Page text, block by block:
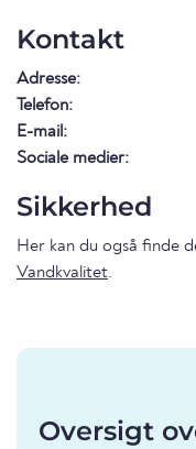
Kontakt
Adresse:
Telefon:
E-mail:
Sociale medier:
Sikkerhed
Her kan du også finde
Vandkvalitet.
Oversigt